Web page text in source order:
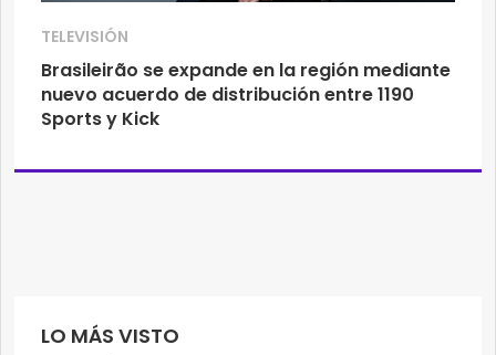
LO MÁS VISTO
TELEVISIÓN
Brasileirão se expande en la región mediante
nuevo acuerdo de distribución entre 1190
Sports y Kick